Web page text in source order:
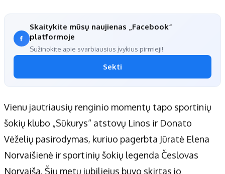
Skaitykite mūsų naujienas „Facebook“
platformoje
Sužinokite apie svarbiausius įvykius pirmieji!
Sekti
Vienu jautriausių renginio momentų tapo sportinių
šokių klubo „Sūkurys“ atstovų Linos ir Donato
Vėželių pasirodymas, kuriuo pagerbta Jūratė Elena
Norvaišienė ir sportinių šokių legenda Česlovas
Norvaiša. Šių metų jubiliejus buvo skirtas jo